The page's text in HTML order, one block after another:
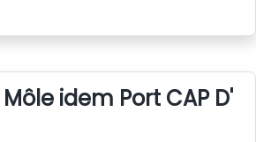
idem Port CAP